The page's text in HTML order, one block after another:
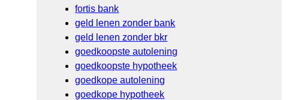
fortis bank
geld lenen zonder bank
geld lenen zonder bkr
goedkoopste autolening
goedkoopste hypotheek
goedkope autolening
goedkope hypotheek